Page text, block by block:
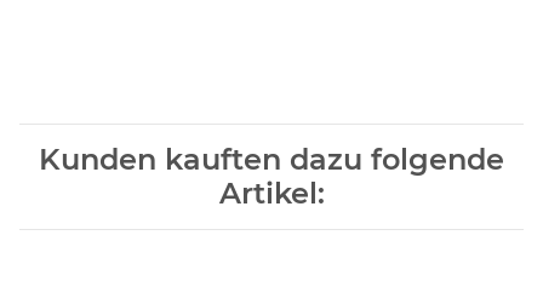
Kunden kauften dazu folgende
Artikel: